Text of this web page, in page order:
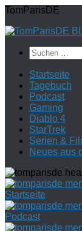
Zum
springen
TomParisDE
Suchen
nach:
Startseite
Tagebuch
Podcast
Gaming
Diablo 4
StarTrek
Serien &
Neues aus
Startseite
Podcast